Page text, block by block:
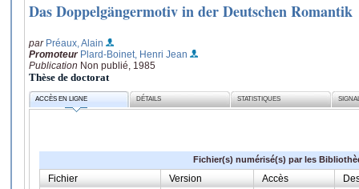
Das Doppelgängermotiv in der Deutschen Romantik
par Préaux, Alain
Promoteur Plard-Boinet, Henri Jean
Publication Non publié, 1985
Thèse de doctorat
ACCÈS EN LIGNE DÉTAILS STATISTIQUES
Fichier(s) numérisé(s) par les
Fichier Version Accès